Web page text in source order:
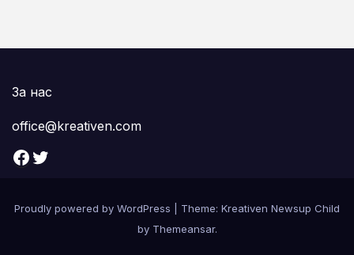
За нас
office@kreativen.com
Facebook Twitter
Proudly powered by WordPress
Theme: Kreativen Newsup Child
by Themeansar.